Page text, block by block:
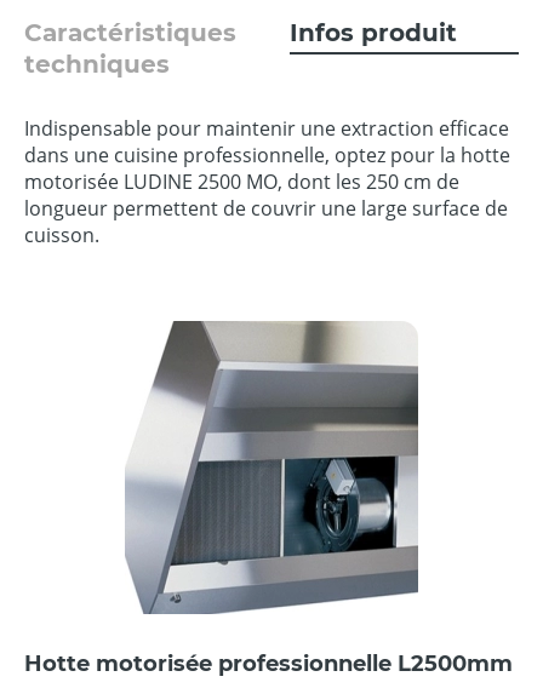
Caractéristiques
techniques
Infos produit
Indispensable pour maintenir une extraction efficace
dans une cuisine professionnelle, optez pour la hotte
motorisée LUDINE 2500 MO, dont les 250 cm de
longueur permettent de couvrir une large surface de
cuisson.
Hotte motorisée professionnelle L2500mm